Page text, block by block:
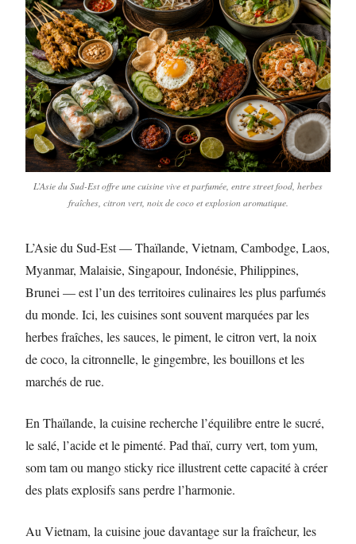
L’Asie du Sud-Est offre une cuisine vive et parfumée, entre street food, herbes
fraîches, citron vert, noix de coco et explosion aromatique.
L’Asie du Sud-Est — Thaïlande, Vietnam, Cambodge, Laos,
Myanmar, Malaisie, Singapour, Indonésie, Philippines,
Brunei — est l’un des territoires culinaires les plus parfumés
du monde. Ici, les cuisines sont souvent marquées par les
herbes fraîches, les sauces, le piment, le citron vert, la noix
de coco, la citronnelle, le gingembre, les bouillons et les
marchés de rue.
En Thaïlande, la cuisine recherche l’équilibre entre le sucré,
le salé, l’acide et le pimenté. Pad thaï, curry vert, tom yum,
som tam ou mango sticky rice illustrent cette capacité à créer
des plats explosifs sans perdre l’harmonie.
Au Vietnam, la cuisine joue davantage sur la fraîcheur, les